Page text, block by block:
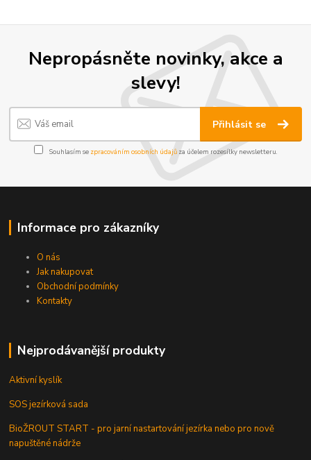
Nepropásněte novinky, akce a
slevy!
Přihlásit se
Souhlasím se zpracováním osobních údajůza účelem rozesílky newsletteru.
Informace pro zákazníky
O nás
Jak nakupovat
Obchodní podmínky
Kontakty
Nejprodávanější produkty
Aktivní kyslík
SOS jezírková sada
BioŽROUT START - pro jarní nastartování jezírka nebo pro nově
napuštěné nádrže